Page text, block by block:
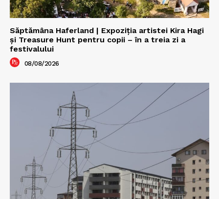
Săptămâna Haferland | Expoziţia artistei Kira Hagi
şi Treasure Hunt pentru copii – în a treia zi a
festivalului
08/08/2026